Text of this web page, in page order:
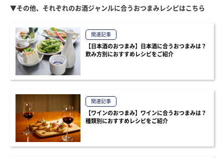
▼その他、それぞれのお酒ジャンルに合うおつまみレシピはこちら
関連記事
【日本酒のおつまみ】日本酒に合うおつまみは？
飲み方別におすすめレシピをご紹介
関連記事
【ワインのおつまみ】ワインに合うおつまみは？
種類別におすすめレシピをご紹介